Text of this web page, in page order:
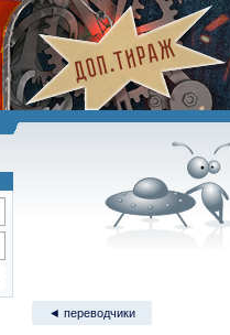
◄ переводчики